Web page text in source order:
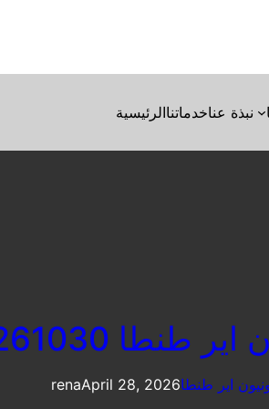
الرئيسيةخدماتنانبذة عنا
01220261030
renaApril 28, 2026اير طنطا